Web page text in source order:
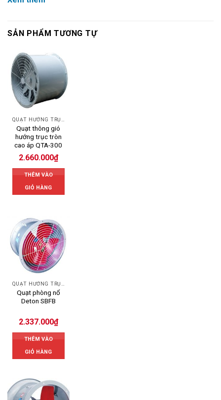
SẢN PHẨM TƯƠNG TỰ
QUẠT HƯỚNG TRỤC
Quạt thông gió
hướng trục tròn
cao áp QTA-300
2.660.000₫
THÊM VÀO
GIỎ HÀNG
QUẠT HƯỚNG TRỤC
Quạt phòng nổ
Deton SBFB
2.337.000₫
THÊM VÀO
GIỎ HÀNG